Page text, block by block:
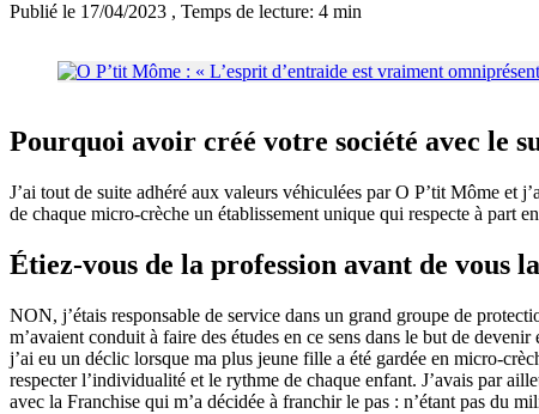
Publié le 17/04/2023 , Temps de lecture: 4 min
Pourquoi avoir créé votre société avec le
J’ai tout de suite adhéré aux valeurs véhiculées par O P’tit Môme et
de chaque micro-crèche un établissement unique qui respecte à part
Étiez-vous de la profession avant de vous
NON, j’étais responsable de service dans un grand groupe de
m’avaient conduit à faire des études en ce sens dans le but de
j’ai eu un déclic lorsque ma plus jeune fille a été gardée en micro-
respecter l’individualité et le rythme de chaque enfant. J’avais par
avec la Franchise qui m’a décidée à franchir le pas : n’étant pas du